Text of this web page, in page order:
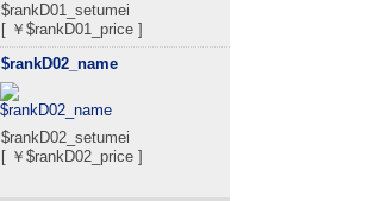
$rankD01_setumei
[ ￥$rankD01_price ]
$rankD02_name
$rankD02_setumei
[ ￥$rankD02_price ]